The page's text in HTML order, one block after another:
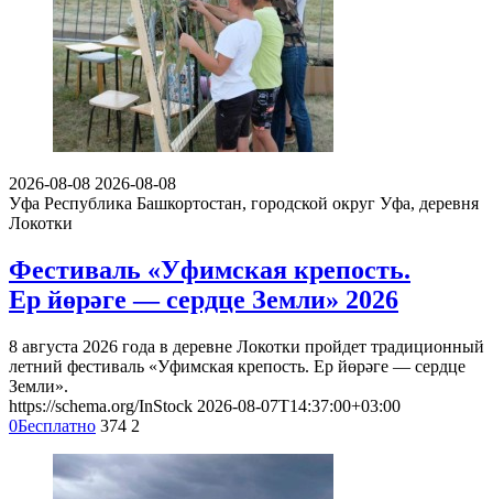
2026-08-08 2026-08-08
Уфа Республика Башкортостан, городской округ Уфа, деревня
Локотки
Фестиваль «Уфимская крепость.
Ер йөрәге — сердце Земли» 2026
8 августа 2026 года в деревне Локотки пройдет традиционный
летний фестиваль «Уфимская крепость. Ер йөрәге — сердце
Земли».
https://schema.org/InStock 2026-08-07T14:37:00+03:00
0Бесплатно 374 2